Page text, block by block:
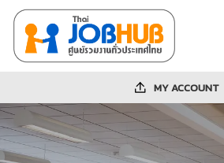
MY ACCOUNT